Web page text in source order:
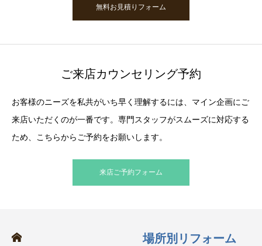
無料お見積りフォーム
ご来店カウンセリング予約
お客様のニーズを私共がいち早く理解するには、マイン企画にご
来店いただくのが一番です。専門スタッフがスムーズに対応する
ため、こちらからご予約をお願いします。
来店ご予約フォーム
場所別リフォーム